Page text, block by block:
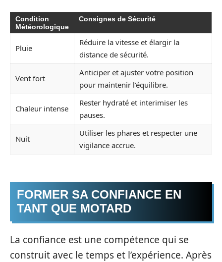
Condition
Météorologique
Consignes de Sécurité
Pluie
Réduire la vitesse et élargir la
distance de sécurité.
Vent fort
Anticiper et ajuster votre position
pour maintenir l’équilibre.
Chaleur intense
Rester hydraté et interimiser les
pauses.
Nuit
Utiliser les phares et respecter une
vigilance accrue.
FORMER SA CONFIANCE EN
TANT QUE MOTARD
La confiance est une compétence qui se
construit avec le temps et l’expérience. Après